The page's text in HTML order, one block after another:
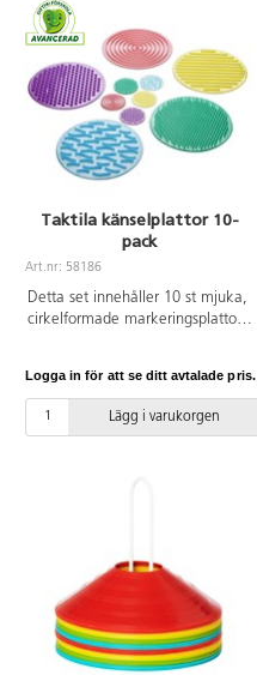
Taktila känselplattor 10-
pack
Art.nr: 58186
Detta set innehåller 10 st mjuka,
cirkelformade markeringsplattor
med varandra eller känna
skillnader i texturen med både
händer och fötter. Kan användas
Logga in för att se ditt avtalade pris.
Lägg i varukorgen